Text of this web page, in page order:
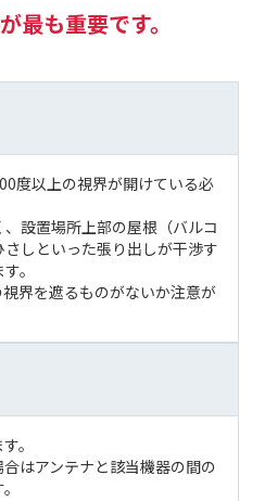
最も重要です。
度以上の視界が開けている必
設置場所上部の屋根（バルコ
しといった張り出しが干渉す
。
視界を遮るものがないか注意が
。
はアンテナと該当機器の間の